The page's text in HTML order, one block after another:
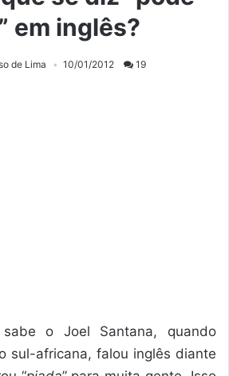
em inglês?
de Lima 10/01/2012 19
o Joel Santana, quando
sul-africana, falou inglês diante